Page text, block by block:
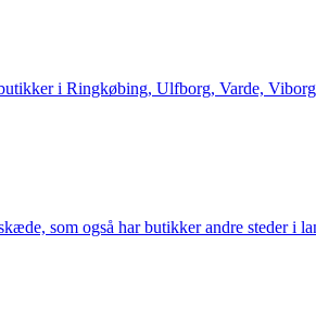
i Ringkøbing, Ulfborg, Varde,
som også har butikker andre steder i